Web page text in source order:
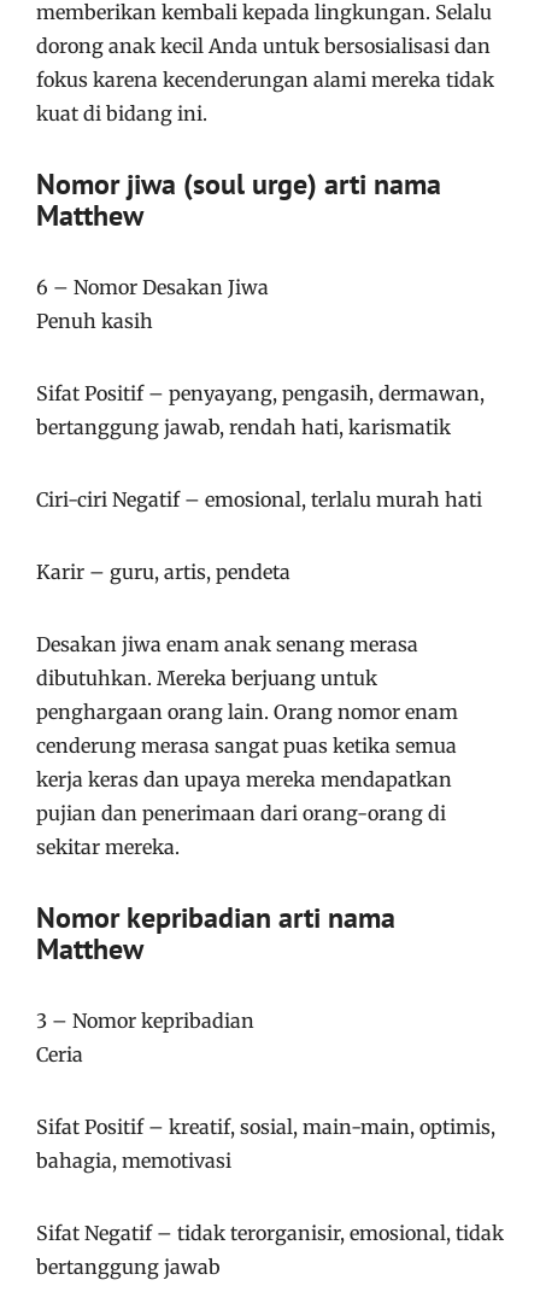
memberikan kembali kepada lingkungan. Selalu
dorong anak kecil Anda untuk bersosialisasi dan
fokus karena kecenderungan alami mereka tidak
kuat di bidang ini.
Nomor jiwa (soul urge) arti nama
Matthew
6 – Nomor Desakan Jiwa
Penuh kasih
Sifat Positif – penyayang, pengasih, dermawan,
bertanggung jawab, rendah hati, karismatik
Ciri-ciri Negatif – emosional, terlalu murah hati
Karir – guru, artis, pendeta
Desakan jiwa enam anak senang merasa
dibutuhkan. Mereka berjuang untuk
penghargaan orang lain. Orang nomor enam
cenderung merasa sangat puas ketika semua
kerja keras dan upaya mereka mendapatkan
pujian dan penerimaan dari orang-orang di
sekitar mereka.
Nomor kepribadian arti nama
Matthew
3 – Nomor kepribadian
Ceria
Sifat Positif – kreatif, sosial, main-main, optimis,
bahagia, memotivasi
Sifat Negatif – tidak terorganisir, emosional, tidak
bertanggung jawab